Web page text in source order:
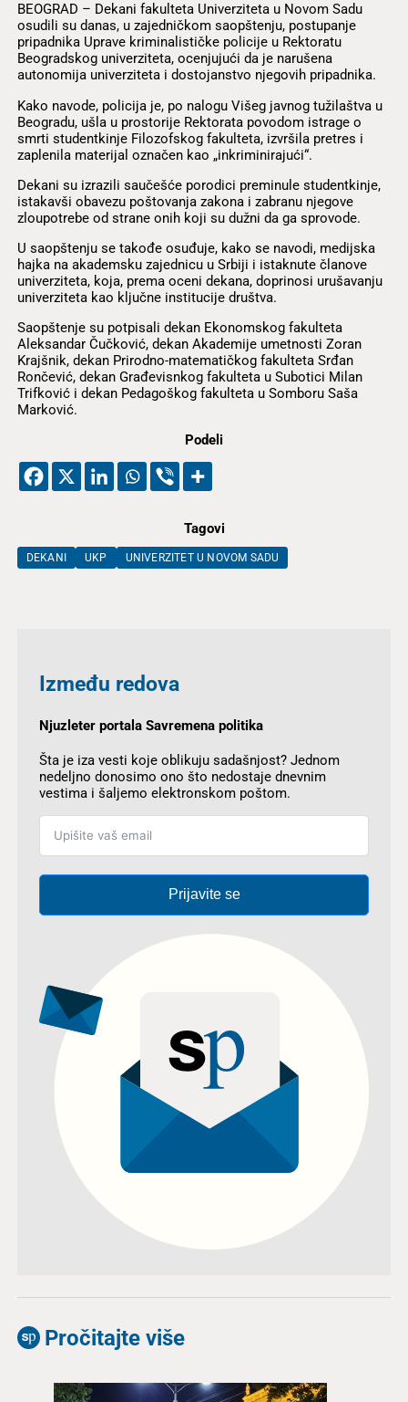
BEOGRAD – Dekani fakulteta Univerziteta u Novom Sadu
osudili su danas, u zajedničkom saopštenju, postupanje
pripadnika Uprave kriminalističke policije u Rektoratu
Beogradskog univerziteta, ocenjujući da je narušena
autonomija univerziteta i dostojanstvo njegovih pripadnika.
Kako navode, policija je, po nalogu Višeg javnog tužilaštva u
Beogradu, ušla u prostorije Rektorata povodom istrage o
smrti studentkinje Filozofskog fakulteta, izvršila pretres i
zaplenila materijal označen kao „inkriminirajući“.
Dekani su izrazili saučešće porodici preminule studentkinje,
istakavši obavezu poštovanja zakona i zabranu njegove
zloupotrebe od strane onih koji su dužni da ga sprovode.
U saopštenju se takođe osuđuje, kako se navodi, medijska
hajka na akademsku zajednicu u Srbiji i istaknute članove
univerziteta, koja, prema oceni dekana, doprinosi urušavanju
univerziteta kao ključne institucije društva.
Saopštenje su potpisali dekan Ekonomskog fakulteta
Aleksandar Čučković, dekan Akademije umetnosti Zoran
Krajšnik, dekan Prirodno-matematičkog fakulteta Srđan
Rončević, dekan Građevisnkog fakulteta u Subotici Milan
Trifković i dekan Pedagoškog fakulteta u Somboru Saša
Marković.
Podeli
Tagovi
DEKANI UKP UNIVERZITET U NOVOM SADU
Između redova
Njuzleter portala Savremena politika
Šta je iza vesti koje oblikuju sadašnjost? Jednom
nedeljno donosimo ono što nedostaje dnevnim
vestima i šaljemo elektronskom poštom.
Prijavite se
Pročitajte više